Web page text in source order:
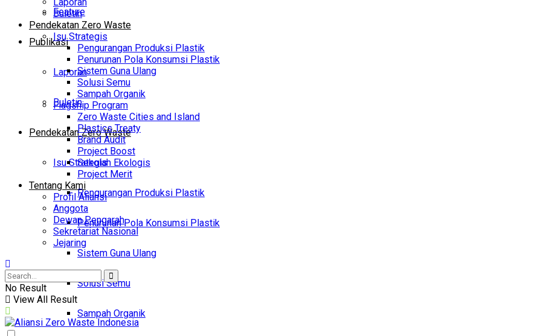
Feature
Publikasi
Laporan
Buletin
Pendekatan Zero Waste
Isu Strategis
Pengurangan Produksi Plastik
Penurunan Pola Konsumsi Plastik
Sistem Guna Ulang
Solusi Semu
Sampah Organik
Buletin
Pendekatan Zero Waste
Isu Strategis
Pengurangan Produksi Plastik
Penurunan Pola Konsumsi Plastik
Sistem Guna Ulang
Solusi Semu
Sampah Organik
Flagship Program
Zero Waste Cities and Island
Plastics Treaty
Brand Audit
Project Boost
Sekolah Ekologis
Project Merit
Tentang Kami
Profil Aliansi
Anggota
Dewan Pengarah
Sekretariat Nasional
Jejaring
No Result
View All Result